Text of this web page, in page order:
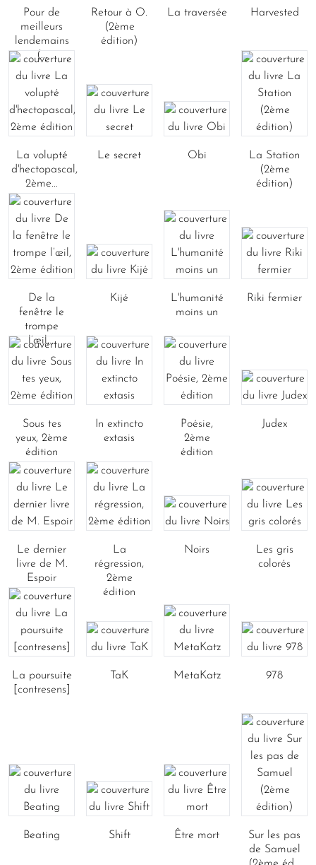
Pour de
meilleurs
lendemains
(...
Retour à O.
(2ème
édition)
La traversée Harvested
La volupté
d'hectopascal,
2ème...
Le secret Obi
La Station
(2ème
édition)
De la
fenêtre le
trompe
l’œil,...
Kijé
L'humanité
moins un
Riki fermier
Sous tes
yeux, 2ème
édition
In extincto
extasis
Poésie,
2ème
édition
Judex
Le dernier
livre de M.
Espoir
La
régression,
2ème
édition
Noirs
Les gris
colorés
La poursuite
[contresens]
TaK MetaKatz 978
Beating Shift Être mort
Sur les pas
de Samuel